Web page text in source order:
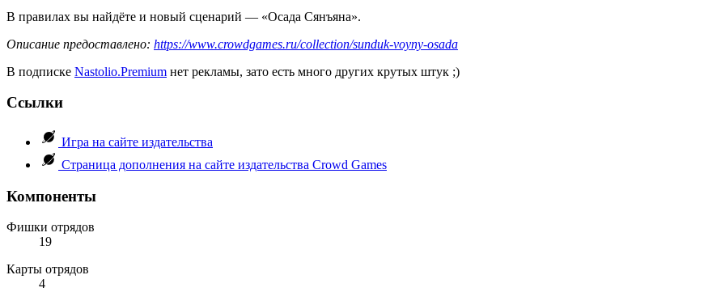
В правилах вы найдёте и новый сценарий — «Осада Сянъяна».
Описание предоставлено: https://www.crowdgames.ru/collection/sunduk-voyny-osada
В подписке Nastolio.Premium нет рекламы, зато есть много других крутых штук ;)
Ссылки
Игра на сайте издательства
Страница дополнения на сайте издательства Crowd Games
Компоненты
Фишки отрядов
19
Карты отрядов
4